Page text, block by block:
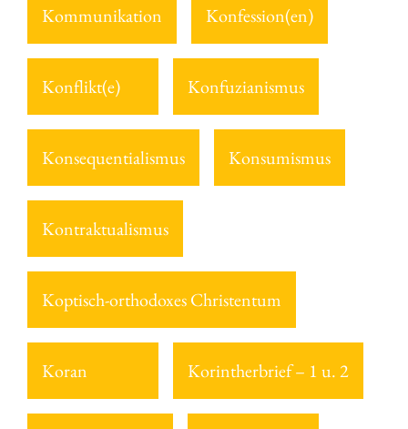
Kommunikation Konfession(en)
Konflikt(e) Konfuzianismus
Konsequentialismus Konsumismus
Kontraktualismus
Koptisch-orthodoxes Christentum
Koran Korintherbrief – 1 u. 2